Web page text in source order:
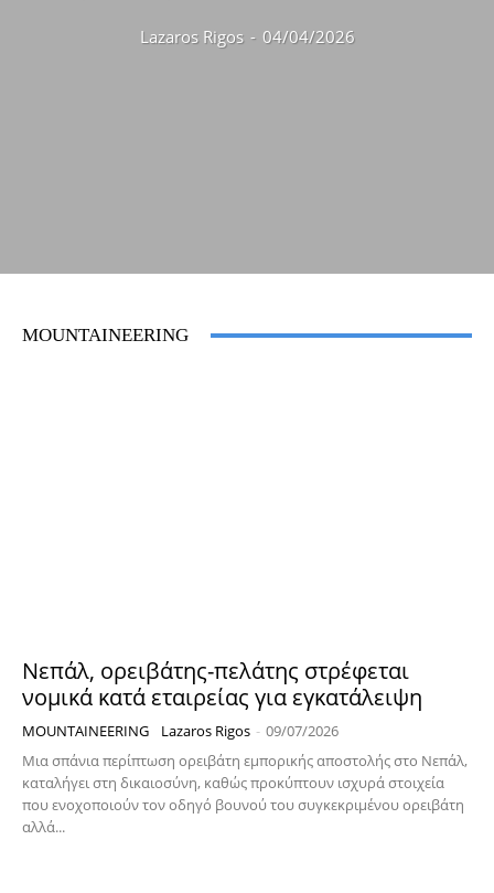
Lazaros Rigos - 04/04/2026
MOUNTAINEERING
Νεπάλ, ορειβάτης-πελάτης στρέφεται
νομικά κατά εταιρείας για εγκατάλειψη
MOUNTAINEERING Lazaros Rigos - 09/07/2026
Μια σπάνια περίπτωση ορειβάτη εμπορικής αποστολής στο Νεπάλ,
καταλήγει στη δικαιοσύνη, καθώς προκύπτουν ισχυρά στοιχεία
που ενοχοποιούν τον οδηγό βουνού του συγκεκριμένου ορειβάτη
αλλά...